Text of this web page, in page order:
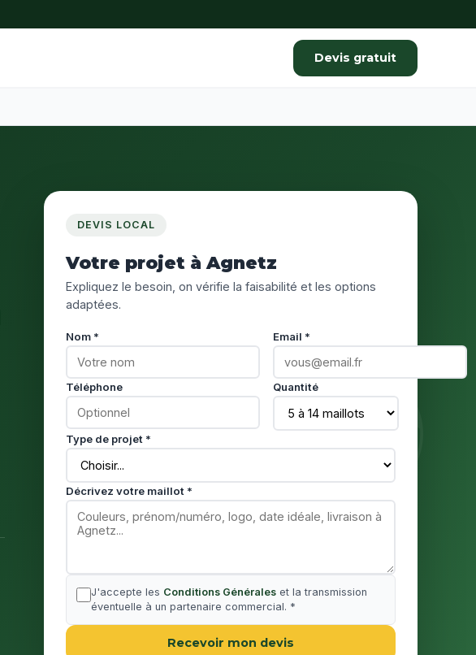
Devis gratuit
DEVIS LOCAL
Votre projet à Agnetz
Expliquez le besoin, on vérifie la faisabilité et les options
adaptées.
Nom * Email *
Téléphone Quantité
Type de projet *
Décrivez votre maillot *
J'accepte les Conditions Générales et la transmission
éventuelle à un partenaire commercial. *
Recevoir mon devis